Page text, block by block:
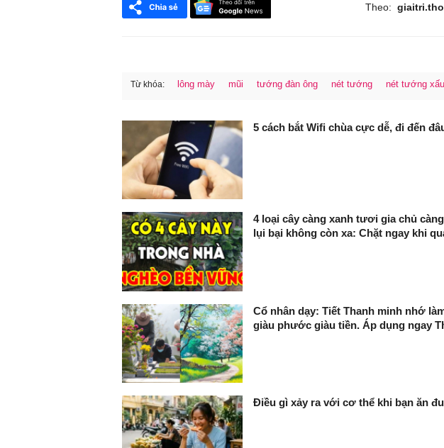
Theo:
Từ khóa: lông mày mũi tướng đàn ông nét tướng nét tướng xấu
5 cách bắt Wifi chùa cực dễ, đi đến
4 loại cây càng xanh tươi gia chủ
lụi bại không còn xa: Chặt ngay khi
Cổ nhân dạy: Tiết Thanh minh nhớ
giàu phước giàu tiền. Áp dụng ngay
Điều gì xảy ra với cơ thể khi bạn ăn